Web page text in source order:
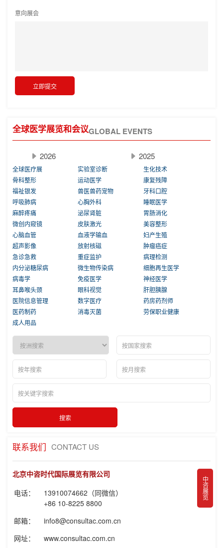
意向展会
全球医学展览和会议GLOBAL EVENTS
2026 2025
全球医疗展 实验室诊断
生化技术
骨科整形
运动医学
康复残障
福祉银发
兽医兽药宠物
牙科口腔
呼吸肺病
心胸外科
睡眠医学
麻醉疼痛
泌尿肾脏
胃肠消化
微创内窥镜
皮肤激光
美容整形
心脑血管
血液学输血
妇产生殖
超声影像
放射核磁
肿瘤癌症
急诊急救
重症监护
病理检测
内分泌糖尿病
微生物传染病
细胞再生医学
病毒学
免疫医学
神经医学
耳鼻喉头颈
眼科视觉
肝胆胰腺
医院信息管理
数字医疗
药房药剂师
医药制药
消毒灭菌
劳保职业健康
成人用品
联系我们 CONTACT US
北京中咨时代国际展览有限公司
电话：
13910074662（同微信）
+86 10-8225 8800
邮箱：
info8@consultac.com.cn
网址：
www.consultac.com.cn
中咨展览